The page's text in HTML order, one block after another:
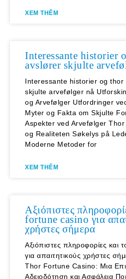
XEM THÊM
Interessante historier
avslører skjulte
Interessante historier og
skjulte arvefølger nå
og Arvefølger Utfordringer
Myter og Fakta om Skjulte
Aspekter ved Arvefølger
og Realiteten Søkelys på
Moderne Metoder for
XEM THÊM
Αξιόπιστες
fortune casino για
χρήστες σήμερα
Αξιόπιστες πληροφορίες
για απαιτητικούς χρήστες
Thor Fortune Casino: Μια
Αδειοδότηση και Ασφάλεια